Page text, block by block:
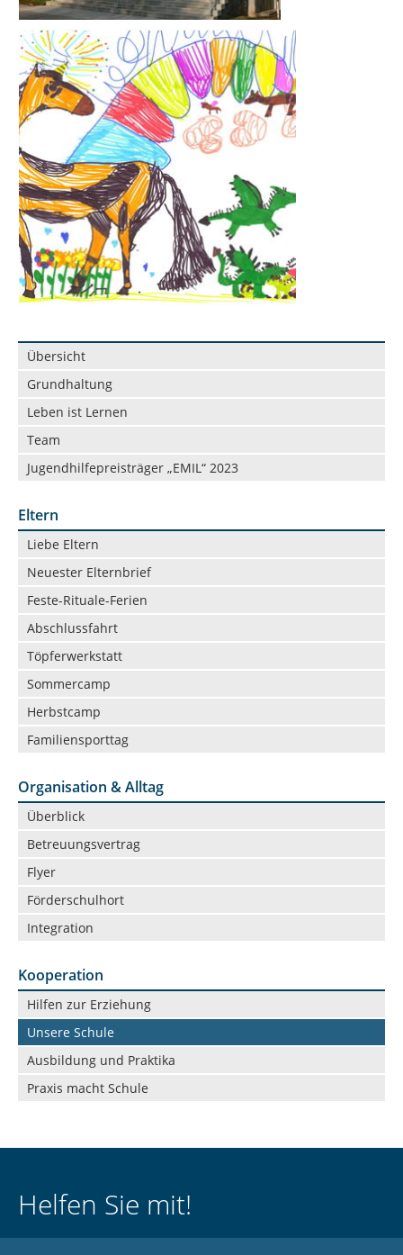
Navigation
überspringen
Übersicht
Grundhaltung
Leben ist Lernen
Team
Jugendhilfepreisträger „EMIL“ 2023
Eltern
Navigation
überspringen
Liebe Eltern
Neuester Elternbrief
Feste-Rituale-Ferien
Abschlussfahrt
Töpferwerkstatt
Sommercamp
Herbstcamp
Familiensporttag
Organisation & Alltag
Navigation
überspringen
Überblick
Betreuungsvertrag
Flyer
Förderschulhort
Integration
Kooperation
Navigation
überspringen
Hilfen zur Erziehung
Unsere Schule
Ausbildung und Praktika
Praxis macht Schule
Helfen Sie mit!